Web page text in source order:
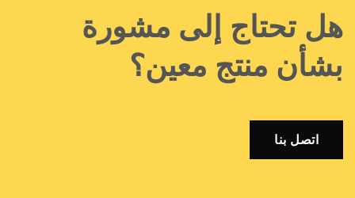
تحتاج إلى مشورة
منتج معين؟
اتصل بنا